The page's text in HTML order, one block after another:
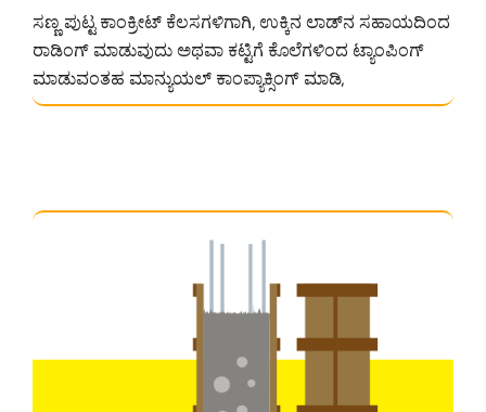
ಸಣ್ಣ ಪುಟ್ಟ ಕಾಂಕ್ರೀಟ್ ಕೆಲಸಗಳಿಗಾಗಿ, ಉಕ್ಕಿನ ಲಾಡ್‌ನ ಸಹಾಯದಿಂದ
ರಾಡಿಂಗ್ ಮಾಡುವುದು ಅಥವಾ ಕಟ್ಟಿಗೆ ಕೊಲೆಗಳಿಂದ ಟ್ಯಾಂಪಿಂಗ್
ಮಾಡುವಂತಹ ಮಾನ್ಯುಯಲ್ ಕಾಂಪ್ಯಾಕ್ಸಿಂಗ್ ಮಾಡಿ,